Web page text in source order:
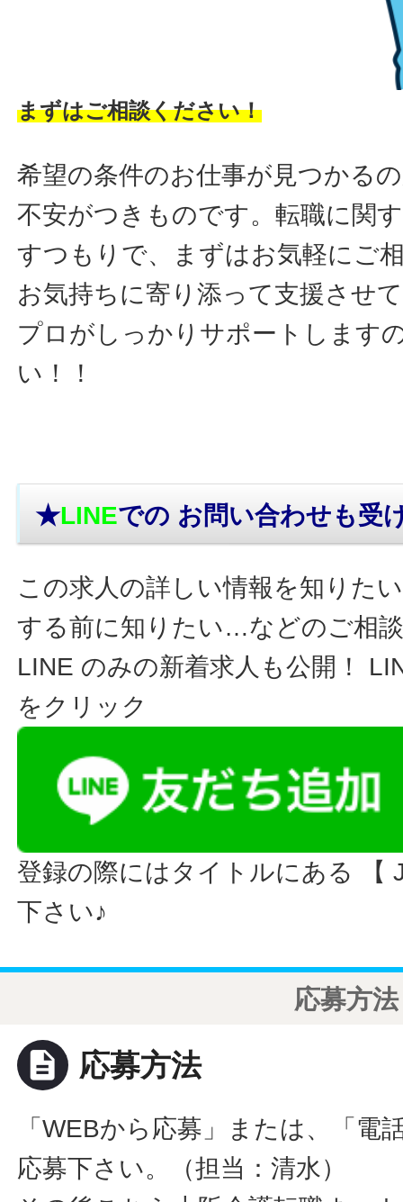
まずはご相談ください！
希望の条件のお仕事が見つかる
不安がつきものです。転職に関
すつもりで、まずはお気軽にご
お気持ちに寄り添って支援させ
プロがしっかりサポートします
い！！
★LINEでの お問い合わせも受
この求人の詳しい情報を知りた
する前に知りたい…などのご相
LINE のみの新着求人も公開！
をクリック
登録の際にはタイトルにある 【
下さい♪
応募方法
description 応募方法
「WEBから応募」または、「電
応募下さい。（担当：清水）